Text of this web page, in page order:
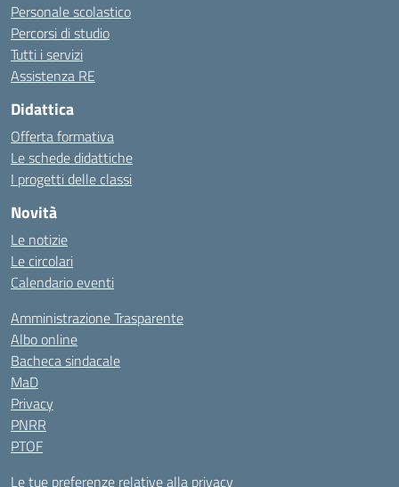
Personale scolastico
Percorsi di studio
Tutti i servizi
Assistenza RE
Didattica
Offerta formativa
Le schede didattiche
I progetti delle classi
Novità
Le notizie
Le circolari
Calendario eventi
Amministrazione Trasparente
Albo online
Bacheca sindacale
MaD
Privacy
PNRR
PTOF
Le tue preferenze relative alla privacy